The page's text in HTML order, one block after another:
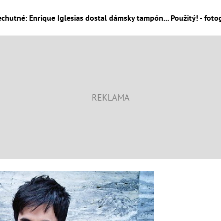
Enrique Iglesias dostal dámsky tampón... Použitý! -